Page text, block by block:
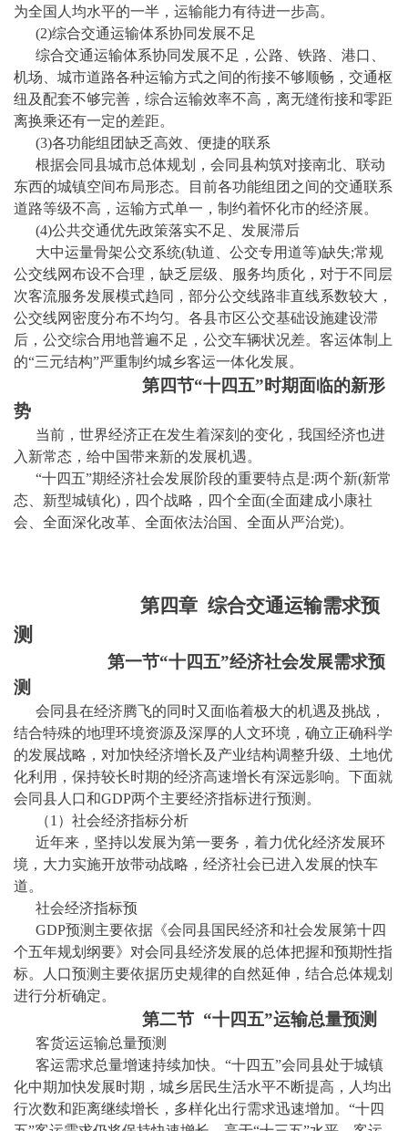
为全国人均水平的一半，运输能力有待进一步高。
(2)综合交通运输体系协同发展不足
综合交通运输体系协同发展不足，公路、铁路、港口、
机场、城市道路各种运输方式之间的衔接不够顺畅，交通枢
纽及配套不够完善，综合运输效率不高，离无缝衔接和零距
离换乘还有一定的差距。
(3)各功能组团缺乏高效、便捷的联系
根据会同县城市总体规划， 会同县构筑对接南北、联动
东西的城镇空间布局形态。目前各功能组团之间的交通联系
道路等级不高，运输方式单一，制约着怀化市的经济展。
(4)公共交通优先政策落实不足、发展滞后
大中运量骨架公交系统(轨道、公交专用道等)缺失;常规
公交线网布设不合理，缺乏层级、服务均质化，对于不同层
次客流服务发展模式趋同，部分公交线路非直线系数较大，
公交线网密度分布不均匀。各县市区公交基础设施建设滞
后，公交综合用地普遍不足，公交车辆状况差。客运体制上
的“三元结构”严重制约城乡客运一体化发展。
第四节“十四五”时期面临的新形
势
当前，世界经济正在发生着深刻的变化，我国经济也进
入新常态，给中国带来新的发展机遇。
“十四五”期经济社会发展阶段的重要特点是:两个新(新常
态、新型城镇化)， 四个战略，四个全面(全面建成小康社
会、全面深化改革、全面依法治国、全面从严治党)。
第四章 综合交通运输需求预
测
第一节“十四五”经济社会发展需求预
测
会同县在经济腾飞的同时又面临着极大的机遇及挑战，
结合特殊的地理环境资源及深厚的人文环境，确立正确科学
的发展战略，对加快经济增长及产业结构调整升级、土地优
化利用，保持较长时期的经济高速增长有深远影响。下面就
会同县 人口和GDP两个主要经济指标进行预测。
（1 ） 社会经济指标分析
近年来，坚持以发展为第一要务，着力优化经济发展环
境，大力实施开放带动战略，经济社会已进入发展的快车
道。
社会经济指标预
GDP预测主要依据《会同县国民经济和社会发展第十四
个五年规划纲要》对会同县经济发展的总体把握和预期性指
标。人口预测主要依据历史规律的自然延伸，结合总体规划
进行分析确定。
第二节 “十四五”运输总量预测
客货运运输总量预测
客运需求总量增速持续加快。 “十四五”会同县处于城镇
化中期加快发展时期，城乡居民生活水平不断提高，人均出
行次数和距离继续增长，多样化出行需求迅速增加。 “十四